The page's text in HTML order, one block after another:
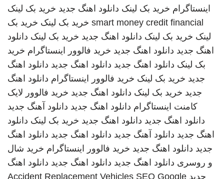
اینستاگرام خرید بک لینک دانلود اهنگ جدید خرید بک لینک
smart money credit financial خرید بک لینک خرید بک
لینک خرید بک لینک دانلود اهنگ جدید خرید بک لینک دانلود
اهنگ جدید دانلود اهنگ جدید خرید فالوور اینستاگرام خرید
بک لینک دانلود اهنگ جدید دانلود اهنگ جدید دانلود اهنگ
جدید خرید بک لینک خرید فالوور اینستاگرام دانلود اهنگ
جدید خرید بک لینک دانلود اهنگ جدید خرید فالوور لایک
کامنت اینستاگرام دانلود اهنگ جدید دانلود آهنگ جدید
دانلود اهنگ جدید دانلود اهنگ جدید خرید بک لینک دانلود
اهنگ جدید دانلود آهنگ جدید دانلود اهنگ جدید دانلود اهنگ
جدید دانلود اهنگ جدید خرید فالوور اینستاگرام خرید شال
و روسری دانلود اهنگ جدید دانلود اهنگ جدید دانلود اهنگ
جدید
Accident Replacement Vehicles SEO Google